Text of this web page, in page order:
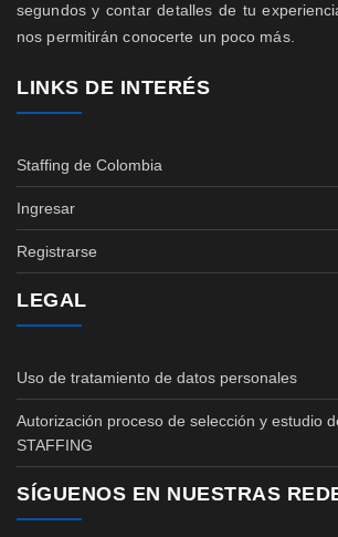
segundos y contar detalles de tu
nos permitirán conocerte un poco más.
LINKS DE INTERÉS
Staffing de Colombia
Ingresar
Registrarse
LEGAL
Uso de tratamiento de datos personales
Autorización proceso de selección y estudio
STAFFING
SÍGUENOS EN NUESTRAS